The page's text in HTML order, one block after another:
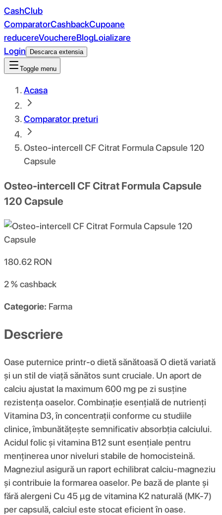
CashClub
ComparatorCashbackCupoane
reducereVouchereBlogLoializare
Login
Descarca extensia
Toggle menu
Acasa
Comparator preturi
Osteo-intercell CF Citrat Formula Capsule 120
Capsule
Osteo-intercell CF Citrat Formula Capsule
120 Capsule
180.62 RON
2 %cashback
Categorie: Farma
Descriere
Oase puternice printr-o dietă sănătoasă O dietă variată
și un stil de viață sănătos sunt cruciale. Un aport de
calciu ajustat la maximum 600 mg pe zi susține
rezistența oaselor. Combinație esențială de nutrienți
Vitamina D3, în concentrații conforme cu studiile
clinice, îmbunătățește semnificativ absorbția calciului.
Acidul folic și vitamina B12 sunt esențiale pentru
menținerea unor niveluri stabile de homocisteină.
Magneziul asigură un raport echilibrat calciu-magneziu
și contribuie la formarea oaselor. Pe bază de plante și
fără alergeni Cu 45 µg de vitamina K2 naturală (MK-7)
per capsulă, calciul este stocat eficient în oase.